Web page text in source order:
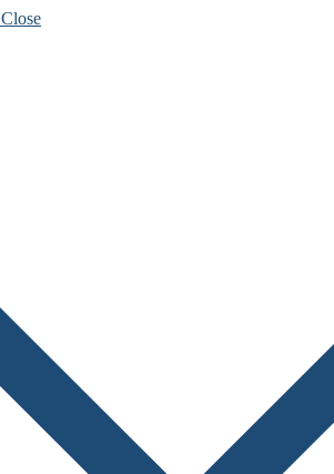
Close